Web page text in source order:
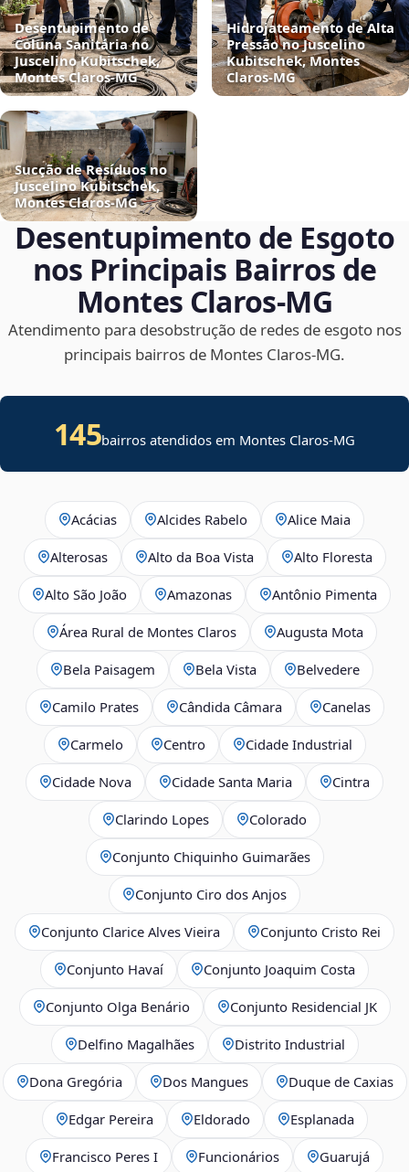
Desentupimento de
Coluna Sanitária no
Juscelino Kubitschek,
Montes Claros‑MG
Hidrojateamento de Alta
Pressão no Juscelino
Kubitschek, Montes
Claros‑MG
Sucção de Resíduos no
Juscelino Kubitschek,
Montes Claros‑MG
Desentupimento de Esgoto
nos Principais Bairros de
Montes Claros‑MG
Atendimento para desobstrução de redes de esgoto nos
principais bairros de Montes Claros‑MG.
145bairros atendidos em Montes Claros-MG
Acácias Alcides Rabelo Alice Maia
Alterosas Alto da Boa Vista Alto Floresta
Alto São João Amazonas Antônio Pimenta
Área Rural de Montes Claros Augusta Mota
Bela Paisagem Bela Vista Belvedere
Camilo Prates Cândida Câmara Canelas
Carmelo Centro Cidade Industrial
Cidade Nova Cidade Santa Maria Cintra
Clarindo Lopes Colorado
Conjunto Chiquinho Guimarães
Conjunto Ciro dos Anjos
Conjunto Clarice Alves Vieira Conjunto Cristo Rei
Conjunto Havaí Conjunto Joaquim Costa
Conjunto Olga Benário Conjunto Residencial JK
Delfino Magalhães Distrito Industrial
Dona Gregória Dos Mangues Duque de Caxias
Edgar Pereira Eldorado Esplanada
Francisco Peres I Funcionários Guarujá